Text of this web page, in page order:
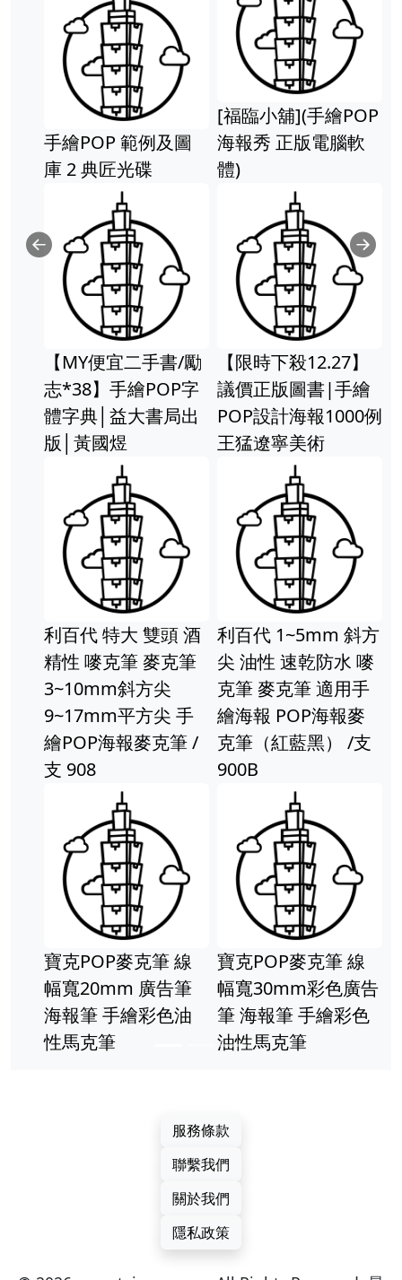
手繪POP 範例及圖
庫 2 典匠光碟
[福臨小舖](手繪POP
海報秀 正版電腦軟
體)
【MY便宜二手書/勵
志*38】手繪POP字
體字典│益大書局出
版│黃國煜
【限時下殺12.27】
議價正版圖書|手繪
POP設計海報1000例
王猛遼寧美術
利百代 特大 雙頭 酒
精性 嘜克筆 麥克筆
3~10mm斜方尖
9~17mm平方尖 手
繪POP海報麥克筆 /
支 908
利百代 1~5mm 斜方
尖 油性 速乾防水 嘜
克筆 麥克筆 適用手
繪海報 POP海報麥
克筆（紅藍黑） /支
900B
寶克POP麥克筆 線
幅寬20mm 廣告筆
海報筆 手繪彩色油
性馬克筆
寶克POP麥克筆 線
幅寬30mm彩色廣告
筆 海報筆 手繪彩色
油性馬克筆
Previous
服務條款
聯繫我們
關於我們
隱私政策